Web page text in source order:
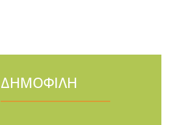
ΔΗΜΟΦΙΛΗ